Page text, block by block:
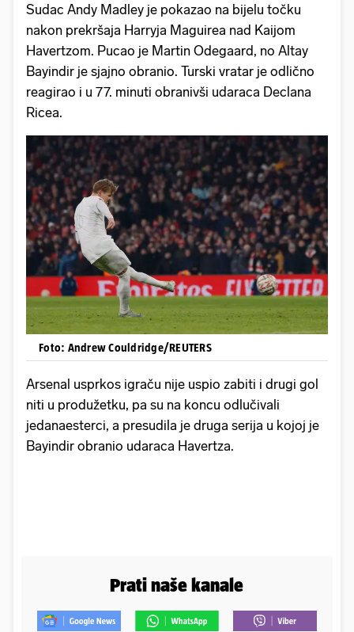
Sudac Andy Madley je pokazao na bijelu točku
nakon prekršaja Harryja Maguirea nad Kaijom
Havertzom. Pucao je Martin Odegaard, no Altay
Bayindir je sjajno obranio. Turski vratar je odlično
reagirao i u 77. minuti obranivši udaraca Declana
Ricea.
Foto: Andrew Couldridge/REUTERS
Arsenal usprkos igraču nije uspio zabiti i drugi gol
niti u produžetku, pa su na koncu odlučivali
jedanaesterci, a presudila je druga serija u kojoj je
Bayindir obranio udaraca Havertza.
Prati naše kanale